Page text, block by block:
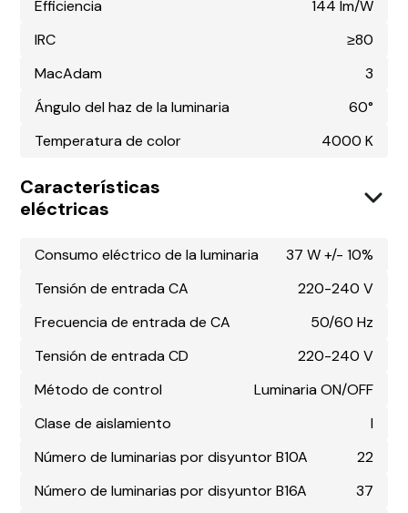
Efficiencia
144 lm/W
IRC
≥80
MacAdam
3
Ángulo del haz de la luminaria
60°
Temperatura de color
4000 K
Características
eléctricas
Consumo eléctrico de la luminaria
37 W +/- 10%
Tensión de entrada CA
220-240 V
Frecuencia de entrada de CA
50/60 Hz
Tensión de entrada CD
220-240 V
Método de control
Luminaria ON/OFF
Clase de aislamiento
I
Número de luminarias por disyuntor B10A
22
Número de luminarias por disyuntor B16A
37